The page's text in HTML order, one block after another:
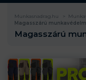
Munkasnadrag.hu
Magasszárú
Magasszárú